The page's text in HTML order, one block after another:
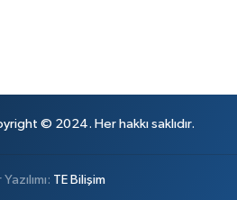
© 2024. Her hakkı saklıdır.
TE Bilişim